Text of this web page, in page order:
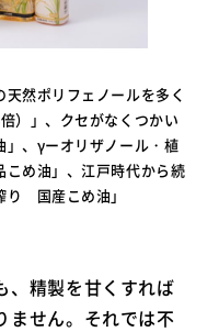
然ポリフェノールを多く
）」、クセがなくつかい
」、γーオリザノール・植
め油」、江戸時代から続
り 国産こめ油」
、精製を甘くすれば
ません。それでは不